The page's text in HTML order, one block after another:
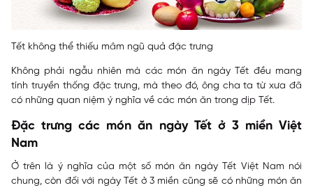
Tết không thể thiếu mâm ngũ quả đặc trưng
Không phải ngẫu nhiên mà các món ăn ngày Tết đều mang
tính truyền thống đặc trưng, mà theo đó, ông cha ta từ xưa đã
có những quan niệm ý nghĩa về các món ăn trong dịp Tết.
Đặc trưng các món ăn ngày Tết ở 3 miền Việt
Nam
Ở trên là ý nghĩa của một số món ăn ngày Tết Việt Nam nói
chung, còn đối với ngày Tết ở 3 miền cũng sẽ có những món ăn